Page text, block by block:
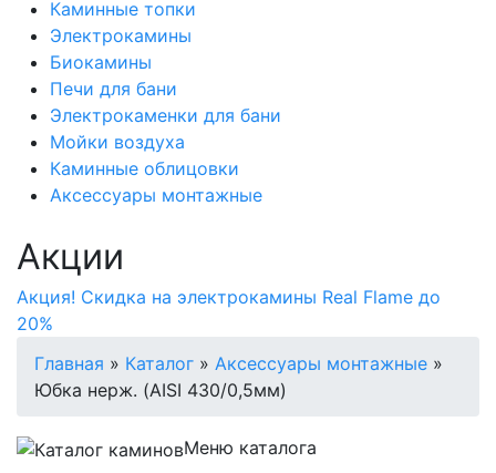
Каминные топки
Электрокамины
Биокамины
Печи для бани
Электрокаменки для бани
Мойки воздуха
Каминные облицовки
Аксессуары монтажные
Акции
Акция! Скидка на электрокамины Real Flame до
20%
Главная » Каталог » Аксессуары монтажные »
Юбка нерж. (AISI 430/0,5мм)
Меню каталога